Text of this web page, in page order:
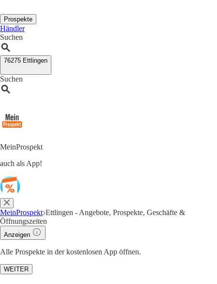
Prospekte
Händler
Suchen
76275 Ettlingen
Suchen
MeinProspekt
auch als App!
MeinProspekt Ettlingen - Angebote, Prospekte, Geschäfte &
Öffnungszeiten
Anzeigen
Alle Prospekte in der kostenlosen App öffnen.
WEITER